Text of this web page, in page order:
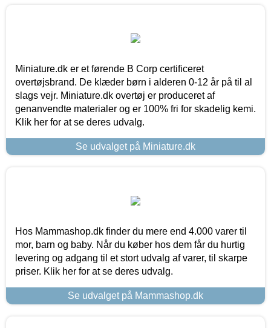
Miniature.dk er et førende B Corp certificeret
overtøjsbrand. De klæder børn i alderen 0-12 år på til al
slags vejr. Miniature.dk overtøj er produceret af
genanvendte materialer og er 100% fri for skadelig kemi.
Klik her for at se deres udvalg.
Se udvalget på Miniature.dk
Hos Mammashop.dk finder du mere end 4.000 varer til
mor, barn og baby. Når du køber hos dem får du hurtig
levering og adgang til et stort udvalg af varer, til skarpe
priser. Klik her for at se deres udvalg.
Se udvalget på Mammashop.dk